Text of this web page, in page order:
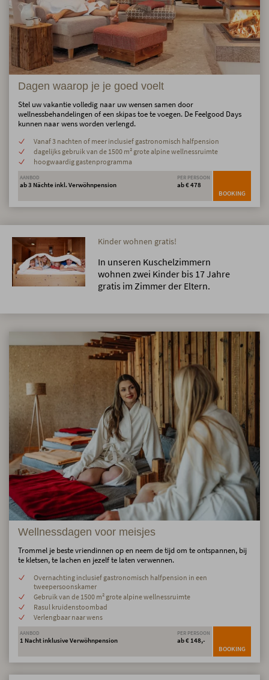
Dagen waarop je je goed voelt
Stel uw vakantie volledig naar uw wensen samen door
wellnessbehandelingen of een skipas toe te voegen. De Feelgood Days
kunnen naar wens worden verlengd.
Vanaf 3 nachten of meer inclusief gastronomisch halfpension
dagelijks gebruik van de 1500 m² grote alpine wellnessruimte
hoogwaardig gastenprogramma
AANBOD
ab 3 Nächte inkl. Verwöhnpension
PER PERSOON
ab € 478
BOOKING
Kinder wohnen gratis!
In unseren Kuschelzimmern
wohnen zwei Kinder bis 17 Jahre
gratis im Zimmer der Eltern.
Wellnessdagen voor meisjes
Trommel je beste vriendinnen op en neem de tijd om te ontspannen, bij
te kletsen, te lachen en jezelf te laten verwennen.
Overnachting inclusief gastronomisch halfpension in een
tweepersoonskamer
Gebruik van de 1500 m² grote alpine wellnessruimte
Rasul kruidenstoombad
Verlengbaar naar wens
AANBOD
1 Nacht inklusive Verwöhnpension
PER PERSOON
ab € 148,-
BOOKING